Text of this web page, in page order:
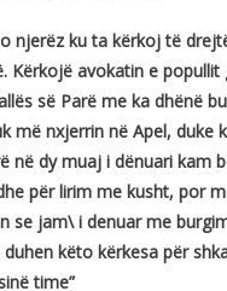
njerëz ku ta kërkoj të
Kërkojë avokatin e
së Parë me ka dhënë
më nxjerrin në Apel, duke
në dy muaj i dënuari kam
për lirim me kusht, por
se jam\ i denuar me
këto kërkesa për
time”